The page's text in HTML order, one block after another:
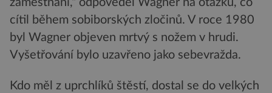
zaměstnání,“ odpověděl Wagner na otázku, co
cítil během sobiborských zločinů. V roce 1980
byl Wagner objeven mrtvý s nožem v hrudi.
Vyšetřování bylo uzavřeno jako sebevražda.
Kdo měl z uprchlíků štěstí, dostal se do velkých